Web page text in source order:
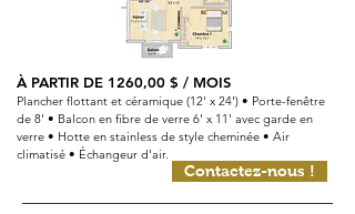
À PARTIR DE 1260,00 $ / MOIS
Plancher flottant et céramique (12' x 24') • Porte-fenêtre
de 8' • Balcon en fibre de verre 6' x 11' avec garde en
verre • Hotte en stainless de style cheminée • Air
climatisé • Échangeur d'air.
Contactez-nous !